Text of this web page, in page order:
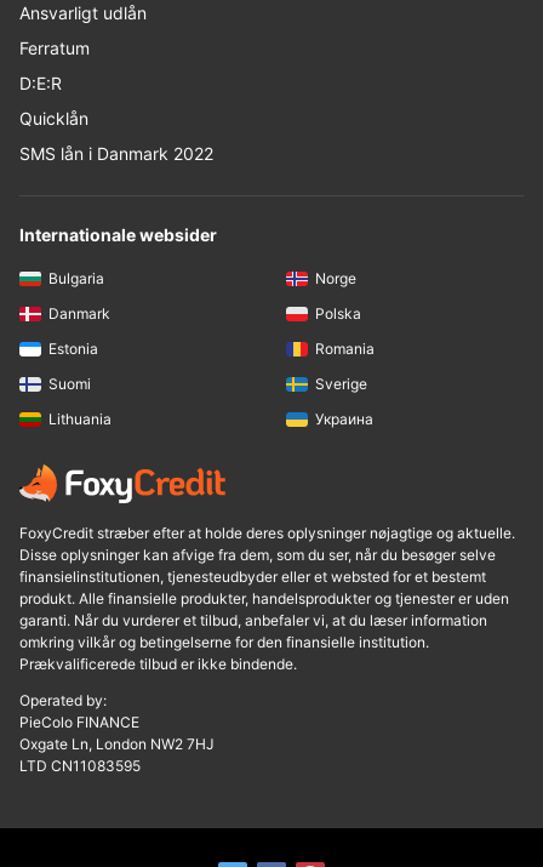
Ansvarligt udlån
Ferratum
D:E:R
Quicklån
SMS lån i Danmark 2022
Internationale websider
Bulgaria
Danmark
Estonia
Suomi
Lithuania
Norge
Polska
Romania
Sverige
Украина
FoxyCredit stræber efter at holde deres oplysninger nøjagtige og aktuelle.
Disse oplysninger kan afvige fra dem, som du ser, når du besøger selve
finansielinstitutionen, tjenesteudbyder eller et websted for et bestemt
produkt. Alle finansielle produkter, handelsprodukter og tjenester er uden
garanti. Når du vurderer et tilbud, anbefaler vi, at du læser information
omkring vilkår og betingelserne for den finansielle institution.
Prækvalificerede tilbud er ikke bindende.
Operated by:
PieColo FINANCE
Oxgate Ln, London NW2 7HJ
LTD CN11083595